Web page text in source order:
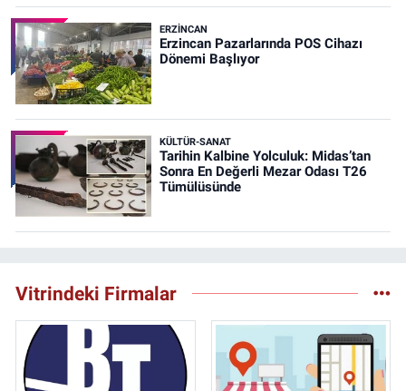
ERZINCAN
Erzincan Pazarlarında POS Cihazı
Dönemi Başlıyor
KÜLTÜR-SANAT
Tarihin Kalbine Yolculuk: Midas’tan
Sonra En Değerli Mezar Odası T26
Tümülüsünde
Vitrindeki Firmalar